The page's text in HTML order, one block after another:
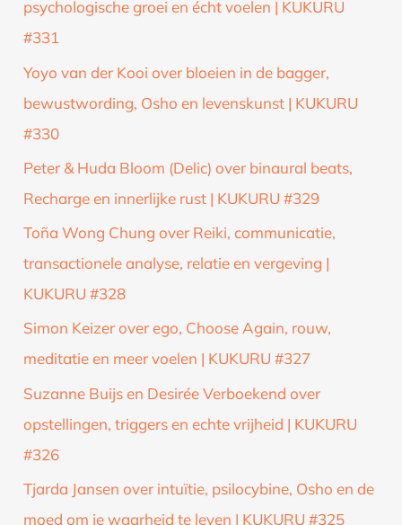
psychologische groei en écht voelen | KUKURU
#331
Yoyo van der Kooi over bloeien in de bagger,
bewustwording, Osho en levenskunst | KUKURU
#330
Peter & Huda Bloom (Delic) over binaural beats,
Recharge en innerlijke rust | KUKURU #329
Toña Wong Chung over Reiki, communicatie,
transactionele analyse, relatie en vergeving |
KUKURU #328
Simon Keizer over ego, Choose Again, rouw,
meditatie en meer voelen | KUKURU #327
Suzanne Buijs en Desirée Verboekend over
opstellingen, triggers en echte vrijheid | KUKURU
#326
Tjarda Jansen over intuïtie, psilocybine, Osho en de
moed om je waarheid te leven | KUKURU #325